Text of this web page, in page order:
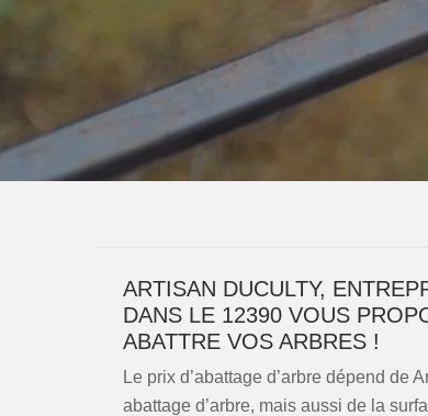
ARTISAN DUCULTY,
DANS LE 12390 VOUS
ABATTRE VOS ARBRES !
Le prix d’abattage d’arbre dépend de
abattage d’arbre, mais aussi de la